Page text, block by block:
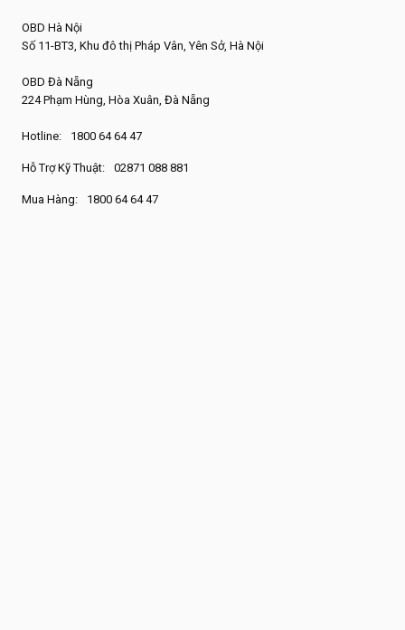
OBD Hà Nội
Số 11-BT3, Khu đô thị Pháp Vân, Yên Sở, Hà Nội
OBD Đà Nẵng
224 Phạm Hùng, Hòa Xuân, Đà Nẵng
Hotline: 1800 64 64 47
Hỗ Trợ Kỹ Thuật: 02871 088 881
Mua Hàng: 1800 64 64 47